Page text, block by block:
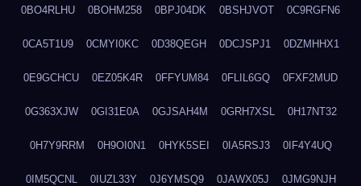
0BO4RLHU 0BOHM258 0BPJ04DK 0BSHJVOT 0C9RGFN6
0CA5T1U9 0CMYI0KC 0D38QEGH 0DCJSPJ1 0DZMHHX1
0E9GCHCU 0EZ05K4R 0FFYUM84 0FLIL6GQ 0FXF2MUD
0G363XJW 0GI31E0A 0GJSAH4M 0GRH7XSL 0H17NT32
0H7Y9RRM 0H9OI0N1 0HYK5SEI 0IA5RSJ3 0IF4Y4UQ
0IM5QCNL 0IUZL33Y 0J6YMSQ9 0JAWX05J 0JMG9NJH